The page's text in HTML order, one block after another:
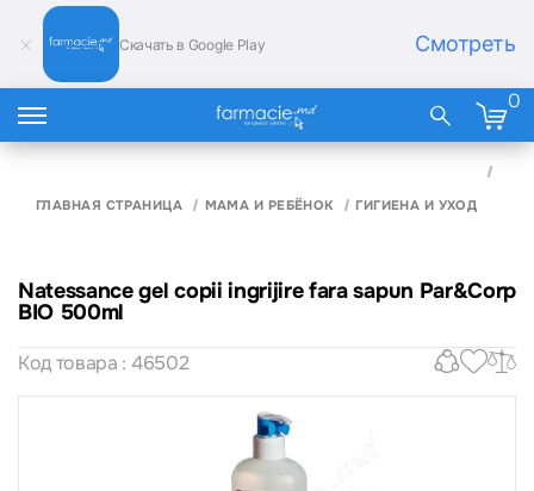
Скачать в Google Play Смотреть
0
ГЛАВНАЯ СТРАНИЦА МАМА И РЕБЁНОК ГИГИЕНА И УХОД
Natessance gel copii ingrijire fara sapun Par&Corp
BIO 500ml
Код товара : 46502